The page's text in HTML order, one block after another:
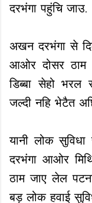
दरभंगा पहुंचि जाउ.
अखन दरभंगा से
आओर दोसर
डिब्बा सेहो
जल्दी नहि भेटैत
यानी लोक
दरभंगा आओर
ठाम जाए लेल
बड़ लोक हवाई